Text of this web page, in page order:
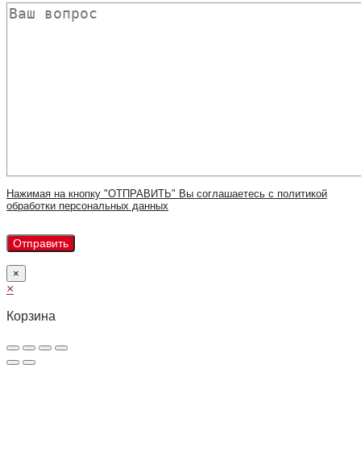
Нажимая на кнопку "ОТПРАВИТЬ" Вы соглашаетесь с политикой
обработки персональных данных
×
×
Корзина